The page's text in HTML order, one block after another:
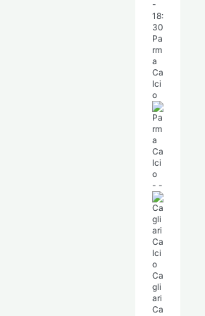
-
18:
30
Pa
rm
a
Ca
lci
o
- -
Ca
gli
ari
Ca